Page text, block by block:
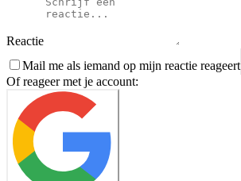
Reactie
Mail me als iemand op mijn reactie reageert
Of reageer met je account: